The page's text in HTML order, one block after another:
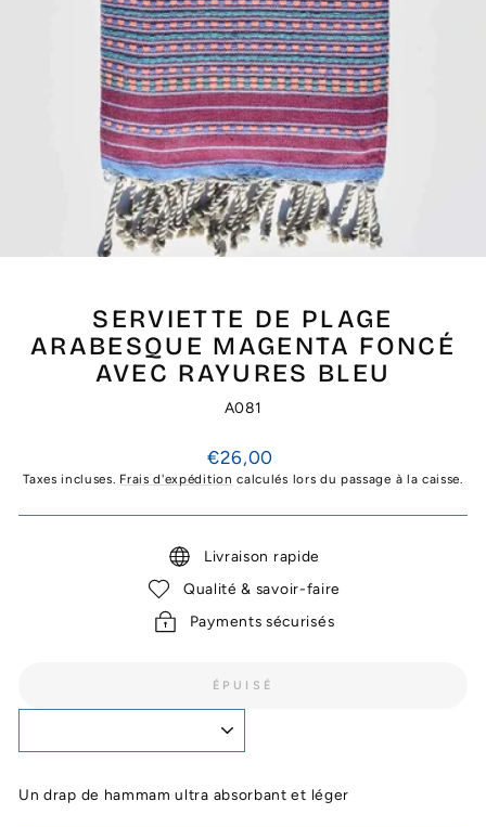
SERVIETTE DE PLAGE
ARABESQUE MAGENTA FONCÉ
AVEC RAYURES BLEU
A081
Prix
régulier
€26,00
Taxes incluses. Frais d'expédition calculés lors du passage à la caisse.
Livraison rapide
Qualité & savoir-faire
Payments sécurisés
ÉPUISÉ
Un drap de hammam ultra absorbant et léger